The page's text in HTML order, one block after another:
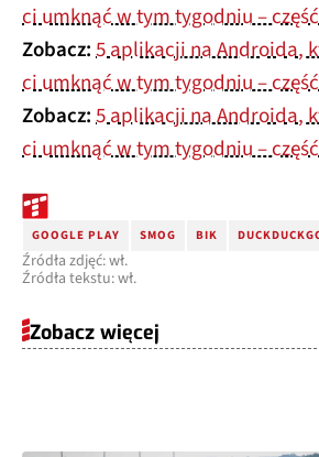
ci umknąć w tym tygodniu –
Zobacz:5 aplikacji na Androida,
ci umknąć w tym tygodniu –
Zobacz:5 aplikacji na Androida,
ci umknąć w tym tygodniu –
GOOGLE PLAY SMOG BIK
Źródła zdjęć: wł.
Źródła tekstu: wł.
Zobacz więcej